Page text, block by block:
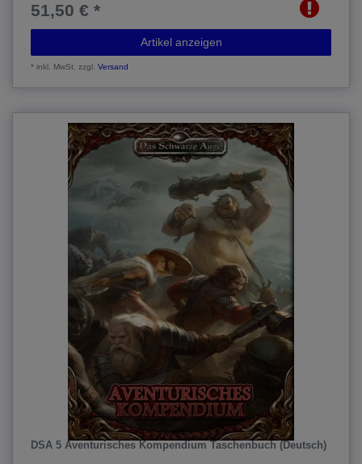
51,50 € *
Artikel anzeigen
*inkl. MwSt. zzgl.Versand
DSA 5 Aventurisches Kompendium Taschenbuch (Deutsch)